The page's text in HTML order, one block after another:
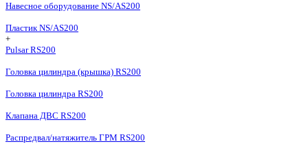
Навесное оборудование NS/AS200
Пластик NS/AS200
+
Pulsar RS200
Головка цилиндра (крышка) RS200
Головка цилиндра RS200
Клапана ДВС RS200
Распредвал/натяжитель ГРМ RS200